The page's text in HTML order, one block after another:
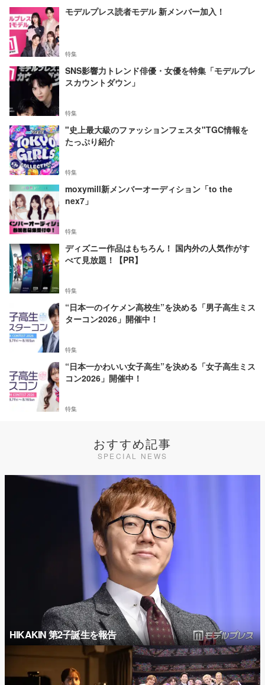
モデルプレス読者モデル 新メンバー加入！
特集
SNS影響力トレンド俳優・女優を特集「モデルプレ
スカウントダウン」
特集
"史上最大級のファッションフェスタ"TGC情報を
たっぷり紹介
特集
moxymill新メンバーオーディション「to the
nex7」
特集
ディズニー作品はもちろん！ 国内外の人気作がす
べて見放題！【PR】
特集
“日本一のイケメン高校生”を決める「男子高生ミス
ターコン2026」開催中！
特集
“日本一かわいい女子高生”を決める「女子高生ミス
コン2026」開催中！
特集
おすすめ記事
SPECIAL NEWS
HIKAKIN 第2子誕生を報告